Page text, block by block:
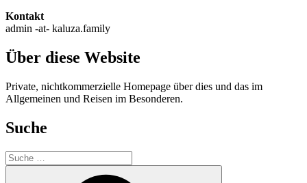
Kontakt
admin -at- kaluza.family
Über diese Website
Private, nichtkommerzielle Homepage über dies und das im
Allgemeinen und Reisen im Besonderen.
Suche
Suche
nach: